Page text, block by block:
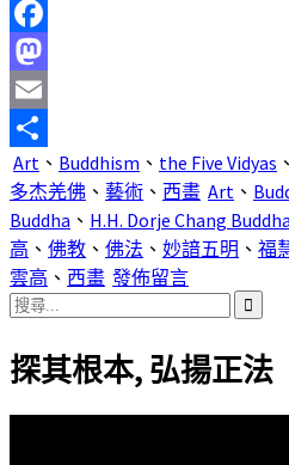
Facebook
Mastodon
Email
分
享
Art 、 Buddhism 、 the Five Vidyas 、
多杰羌佛 、 藝術 、 西畫 Art 、
Buddha 、 H.H. Dorje Chang
高 、 佛教 、 佛法 、 妙諳五明 、 福
雲高 、 西畫 發佈留言
搜
關
鍵
字:
探其根本, 弘揚正法